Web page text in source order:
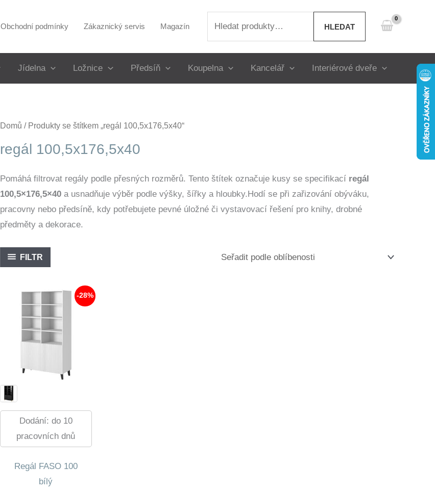
Obchodní podmínky Zákaznický servis Magazín HLEDAT
Jídelna Ložnice Předsíň Koupelna Kancelář Interiérové dveře
Domů / Produkty se štítkem „regál 100,5x176,5x40“
regál 100,5x176,5x40
Pomáhá filtrovat regály podle přesných rozměrů. Tento štítek označuje kusy se specifikací regál
100,5×176,5×40 a usnadňuje výběr podle výšky, šířky a hloubky.Hodí se při zařizování obýváku,
pracovny nebo předsíně, kdy potřebujete pevné úložné či vystavovací řešení pro knihy, drobné
předměty a dekorace.
FILTR
-28%
Dodání: do 10
pracovních dnů
Regál FASO 100
bílý